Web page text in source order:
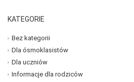
KATEGORIE
Bez kategorii
Dla ósmoklasistów
Dla uczniów
Informacje dla rodziców